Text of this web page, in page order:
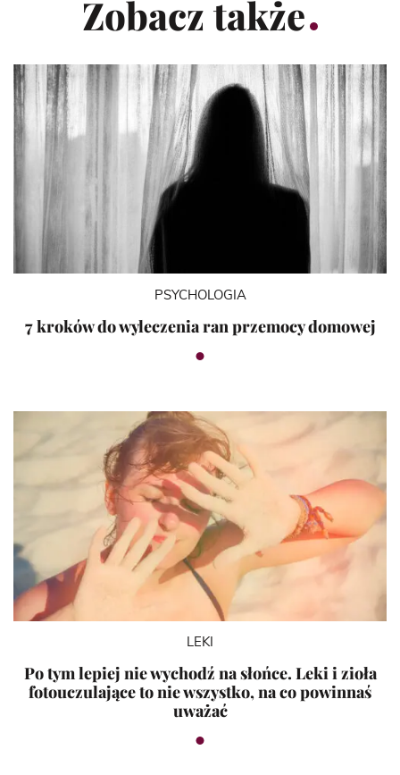
Zobacz także
PSYCHOLOGIA
7 kroków do wyleczenia ran przemocy domowej
LEKI
Po tym lepiej nie wychodź na słońce. Leki i zioła
fotouczulające to nie wszystko, na co powinnaś
uważać